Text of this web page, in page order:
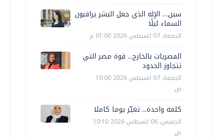
سين… الإله الذي جعل البشر يراقبون
السماء ليلًا
الجمعة، 07 اغسطس 2026 01:00 م
المصريات بالخارج... قوة مصر التي
تتجاوز الحدود
الجمعة، 07 اغسطس 2026 10:00
ص
كلمة واحدة... تغيّر يوما كاملا
الخميس، 06 اغسطس 2026 10:10
ص